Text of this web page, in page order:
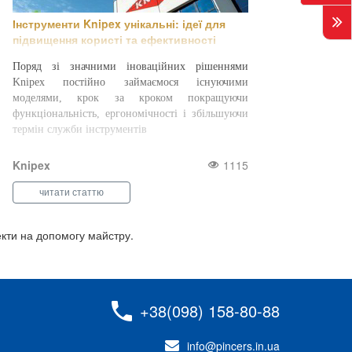
Інструменти Knipex унікальні: ідеї для
підвищення користі та ефективності
Поряд зі значними іноваційних рішеннями
Knipex постійно займаємося існуючими
моделями, крок за кроком покращуючи
функціональність, ергономічності і збільшуючи
термін служби інструментів
Knipex 1115
читати статтю
на допомогу майстру.
+38(098) 158-80-88
info@pincers.in.ua